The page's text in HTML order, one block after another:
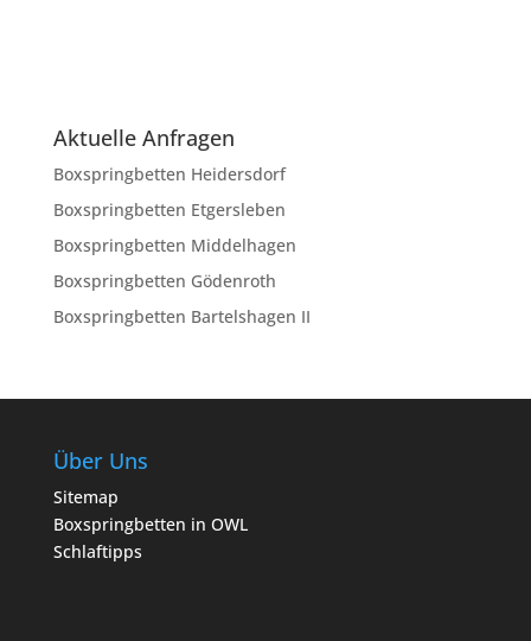
Aktuelle Anfragen
Boxspringbetten Heidersdorf
Boxspringbetten Etgersleben
Boxspringbetten Middelhagen
Boxspringbetten Gödenroth
Boxspringbetten Bartelshagen II
Über Uns
Sitemap
Boxspringbetten in OWL
Schlaftipps